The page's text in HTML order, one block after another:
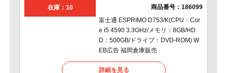
在庫：10 商品番号： 186099
富士通 ESPRIMO D753/K(CPU：Cor
e i5 4590 3.3GHz/メモリ：8GB/HD
D：500GB/ドライブ：DVD-ROM) W
EB広告 福岡倉庫販売
詳細を見る